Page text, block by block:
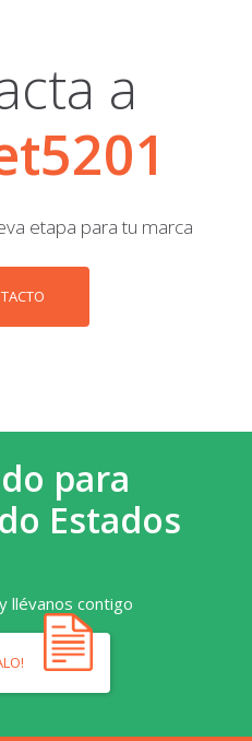
a
etapa para tu marca
para
Estados
llévanos contigo